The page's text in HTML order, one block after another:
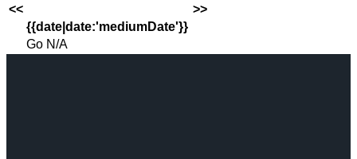
<<
>>
{{date|date:'mediumDate'}}
Go N/A